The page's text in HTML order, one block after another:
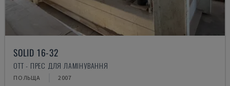
SOLID 16-32
OTT - ПРЕС ДЛЯ ЛАМІНУВАННЯ
ПОЛЬЩА 2007